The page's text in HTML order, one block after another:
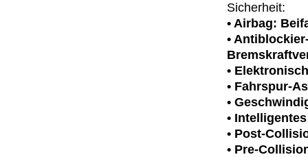
Sicherheit:
• Airbag:
•
•
• Fahrspur-
•
•
• Post-
• Pre-